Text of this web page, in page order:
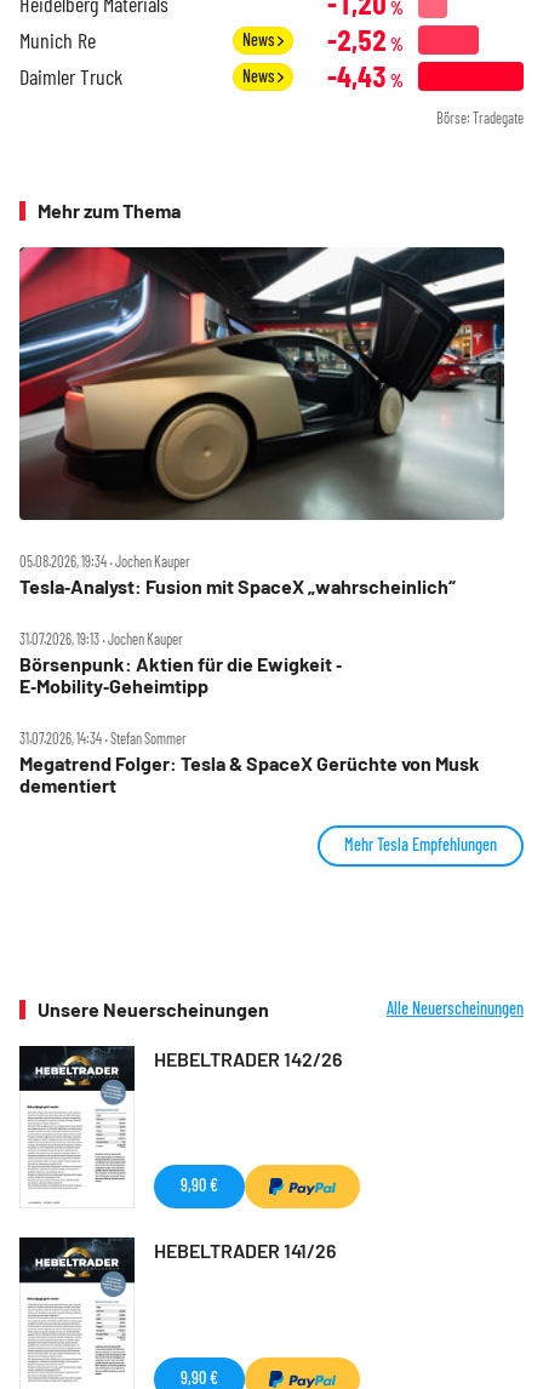
%
Munich Re News -2,52 %
Daimler Truck News -4,43 %
Börse: Tradegate
Mehr zum Thema
05.08.2026, 19:34 ‧ Jochen Kauper
Tesla‑Analyst: Fusion mit SpaceX „wahrscheinlich“
31.07.2026, 19:13 ‧ Jochen Kauper
Börsenpunk: Aktien für die Ewigkeit ‑
E‑Mobility‑Geheimtipp
31.07.2026, 14:34 ‧ Stefan Sommer
Megatrend Folger: Tesla & SpaceX Gerüchte von Musk
dementiert
Mehr Tesla Empfehlungen
Unsere Neuerscheinungen Alle Neuerscheinungen
HEBELTRADER 142/26
9,90 €
HEBELTRADER 141/26
9,90 €